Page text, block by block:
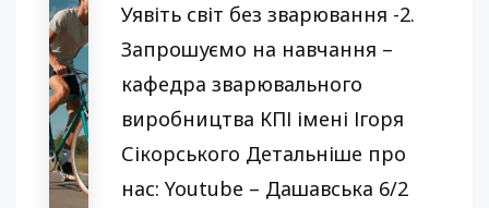
Уявіть світ без зварювання -2.
Запрошуємо на навчання –
кафедра зварювального
виробництва КПІ імені Ігоря
Сікорського Детальніше про
нас: Youtube – Дашавська 6/2